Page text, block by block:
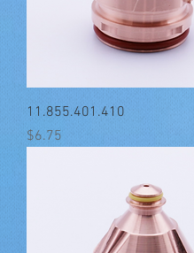
11.855.401.410
मूल्य
$6.75